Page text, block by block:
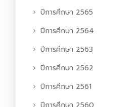
ปีการศึกษา 2565
ปีการศึกษา 2564
ปีการศึกษา 2563
ปีการศึกษา 2562
ปีการศึกษา 2561